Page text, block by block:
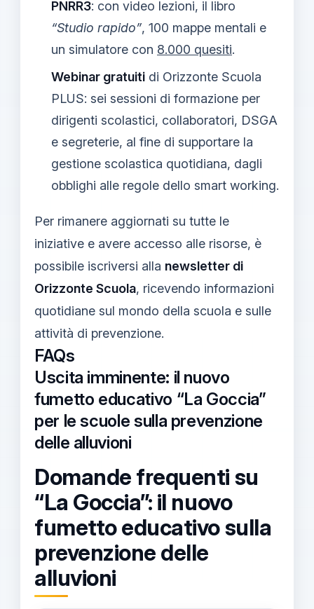
PNRR3: con video lezioni, il libro
“Studio rapido”, 100 mappe mentali e
un simulatore con 8.000 quesiti.
Webinar gratuiti di Orizzonte Scuola
PLUS: sei sessioni di formazione per
dirigenti scolastici, collaboratori, DSGA
e segreterie, al fine di supportare la
gestione scolastica quotidiana, dagli
obblighi alle regole dello smart working.
Per rimanere aggiornati su tutte le
iniziative e avere accesso alle risorse, è
possibile iscriversi alla newsletter di
Orizzonte Scuola, ricevendo informazioni
quotidiane sul mondo della scuola e sulle
attività di prevenzione.
FAQs
Uscita imminente: il nuovo
fumetto educativo “La Goccia”
per le scuole sulla prevenzione
delle alluvioni
Domande frequenti su
“La Goccia”: il nuovo
fumetto educativo sulla
prevenzione delle
alluvioni